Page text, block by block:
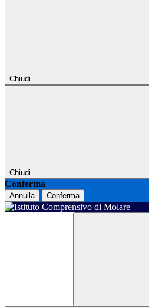
Chiudi
Chiudi
Conferma
Annulla Conferma